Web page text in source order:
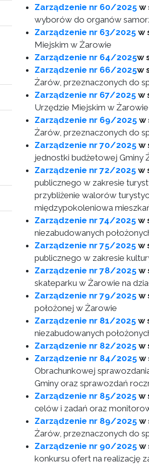
Zarządzenie nr 60/2025 w
wyborów do organów
Zarządzenie nr 63/2025 w
Miejskim w Żarowie
Zarządzenie nr 64/2025w
Zarządzenie nr 66/2025w
Żarów, przeznaczonych do
Zarządzenie nr 67/2025 w
Urzędzie Miejskim w Żarowie
Zarządzenie nr 69/2025 w
Żarów, przeznaczonych do
Zarządzenie nr 70/2025 w
jednostki budżetowej Gminy
Zarządzenie nr 72/2025 w
publicznego w zakresie
przybliżenie walorów
międzypokoleniowa
Zarządzenie nr 74/2025 w
niezabudowanych
Zarządzenie nr 75/2025 w
publicznego w zakresie
Zarządzenie nr 78/2025 w
skateparku w Żarowie na
Zarządzenie nr 79/2025 w
położonej w Żarowie
Zarządzenie nr 81/2025 w
niezabudowanych
Zarządzenie nr 82/2025 w
Zarządzenie nr 84/2025 w
Obrachunkowej
Gminy oraz sprawozdań
Zarządzenie nr 85/2025 w
celów i zadań oraz
Zarządzenie nr 89/2025 w
Żarów, przeznaczonych do
Zarządzenie nr 90/2025 w
konkursu ofert na realizację